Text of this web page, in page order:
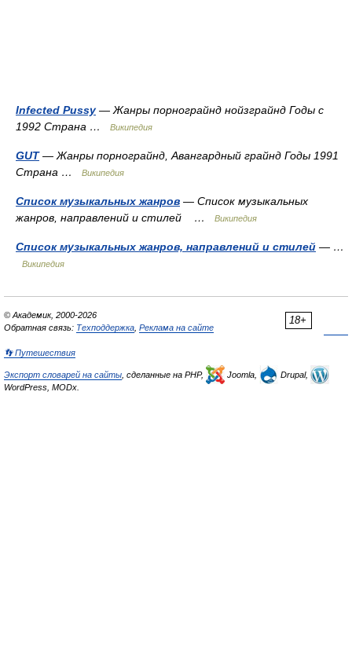
Infected Pussy— Жанры порнограйнд нойзграйнд Годы с
1992 Страна …
Википедия
GUT— Жанры порнограйнд, Авангардный грайнд Годы 1991
Страна …
Википедия
Список музыкальных жанров — Список музыкальных
жанров, направлений и стилей …
Википедия
Список музыкальных жанров, направлений и стилей — …
Википедия
18+
© Академик, 2000-2026
Обратная связь: Техподдержка Реклама на сайте
👣 Путешествия
Экспорт словарей на сайты , сделанные на PHP, Joomla,
Drupal,
WordPress, MODx.